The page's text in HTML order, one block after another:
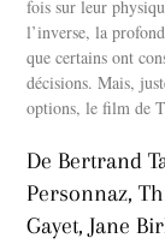
fois sur leur
l’inverse, la
que certains ont
décisions. Mais,
options, le film de
De Bertrand
Personnaz,
Gayet, Jane